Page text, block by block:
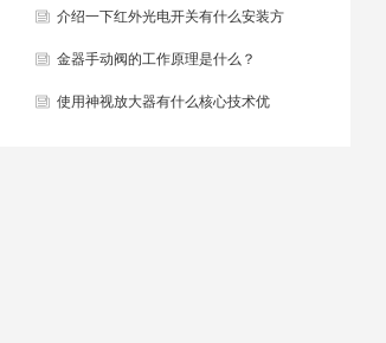
毁？
介绍一下红外光电开关有什么安装方
法？
金器手动阀的工作原理是什么？
使用神视放大器有什么核心技术优